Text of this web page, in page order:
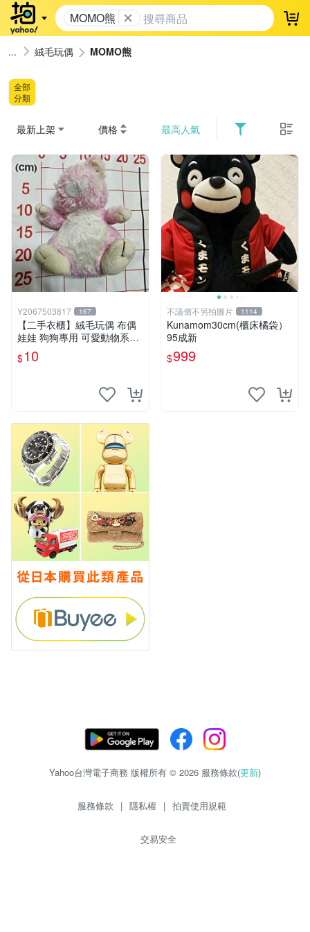
MOMO熊 登
絨毛玩偶 MOMO熊
全部
分類
最新上架 價格 最高人氣
Y2067503817 167
【二手衣櫃】絨毛玩偶 布偶
娃娃 狗狗專用 可愛動物系列
耐咬耐磨玩具 玩偶 粉紅熊寵
物玩具 1120929
$10
不議價不另拍圖片 1114
Kunamom30cm(櫃床橘袋）
95成新
$999
Yahoo台灣電子商務 版權所有 © 2026 服務條款(更新)
服務條款 | 隱私權 | 拍賣使用規範
交易安全